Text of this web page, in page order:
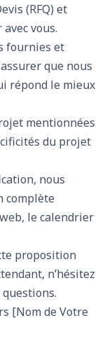
(RFQ) et
vous.
fournies et
que nous
répond le mieux
mentionnées
du projet
nous
complète
le calendrier
proposition
n’hésitez
[Nom de Votre